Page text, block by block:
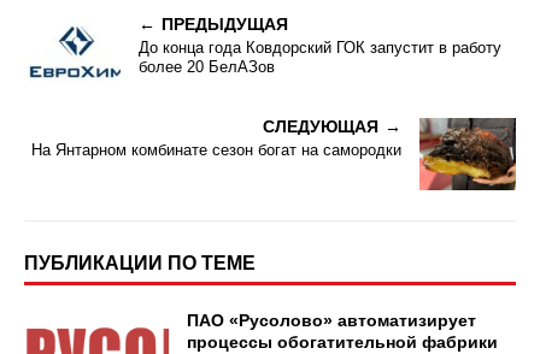
ПРЕДЫДУЩАЯ
До конца года Ковдорский ГОК запустит в работу
более 20 БелАЗов
СЛЕДУЮЩАЯ
На Янтарном комбинате сезон богат на самородки
ПУБЛИКАЦИИ ПО ТЕМЕ
ПАО «Русолово» автоматизирует
процессы обогатительной фабрики